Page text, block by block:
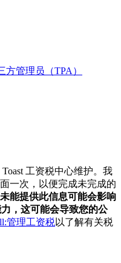
方管理员（TPA）
工资税中心维护。我
一次，以便完成未完成的
未能提供此信息可能会影响
，这可能会导致您的公
管理工资税以了解有关税